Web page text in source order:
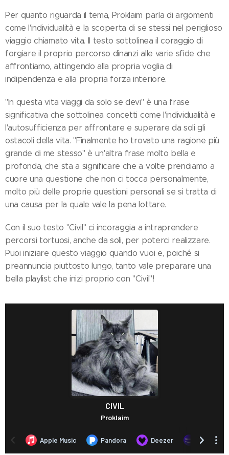
Per quanto riguarda il tema, Proklaim parla di argomenti
come l'individualità e la scoperta di se stessi nel periglioso
viaggio chiamato vita. Il testo sottolinea il coraggio di
forgiare il proprio percorso dinanzi alle varie sfide che
affrontiamo, attingendo alla propria voglia di
indipendenza e alla propria forza interiore.
"In questa vita viaggi da solo se devi" è una frase
significativa che sottolinea concetti come l'individualità e
l'autosufficienza per affrontare e superare da soli gli
ostacoli della vita. "Finalmente ho trovato una ragione più
grande di me stesso" è un'altra frase molto bella e
profonda, che sta a significare che a volte prendiamo a
cuore una questione che non ci tocca personalmente,
molto più delle proprie questioni personali se si tratta di
una causa per la quale vale la pena lottare.
Con il suo testo "Civil" ci incoraggia a intraprendere
percorsi tortuosi, anche da soli, per poterci realizzare.
Puoi iniziare questo viaggio quando vuoi e, poiché si
preannuncia piuttosto lungo, tanto vale preparare una
bella playlist che inizi proprio con "Civil"!